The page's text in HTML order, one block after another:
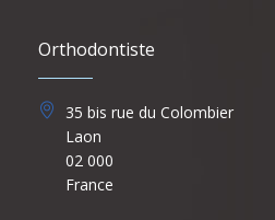
Orthodontiste
35 bis rue du Colombier
Laon
02 000
France